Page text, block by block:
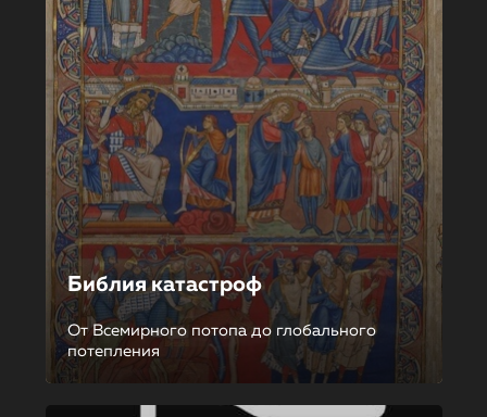
Библия катастроф
От Всемирного потопа до глобального
потепления